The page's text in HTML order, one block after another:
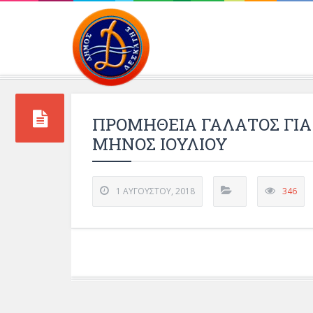
ΠΡΟΜΗΘΕΙΑ ΓΑΛΑΤΟΣ
ΜΗΝΟΣ ΙΟΥΛΙΟΥ
1 ΑΥΓΟΎΣΤΟΥ, 2018 346